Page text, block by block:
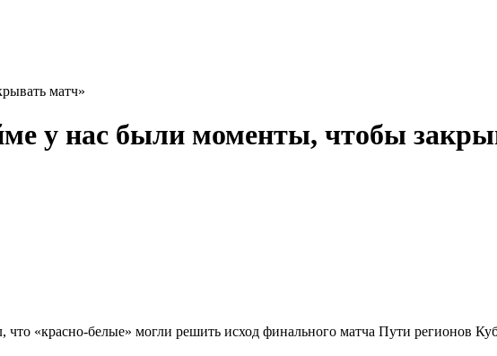
матч»
у нас были моменты, чтобы
«красно‑белые» могли решить исход финального матча Пути регионов